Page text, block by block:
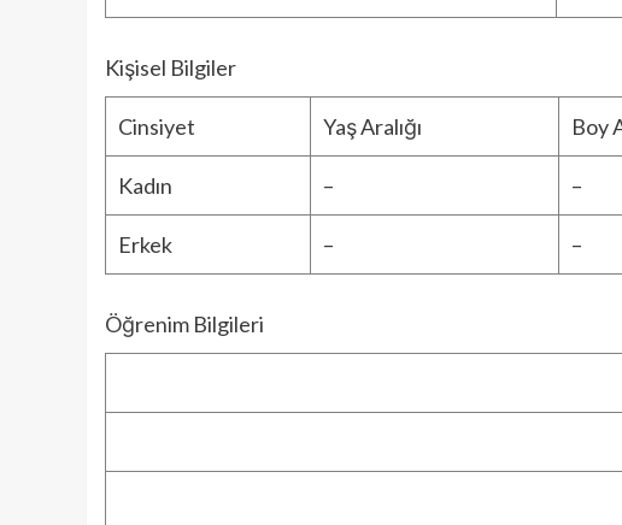
Kişisel Bilgiler
Cinsiyet Yaş Aralığı Boy
Kadın – –
Erkek – –
Öğrenim Bilgileri